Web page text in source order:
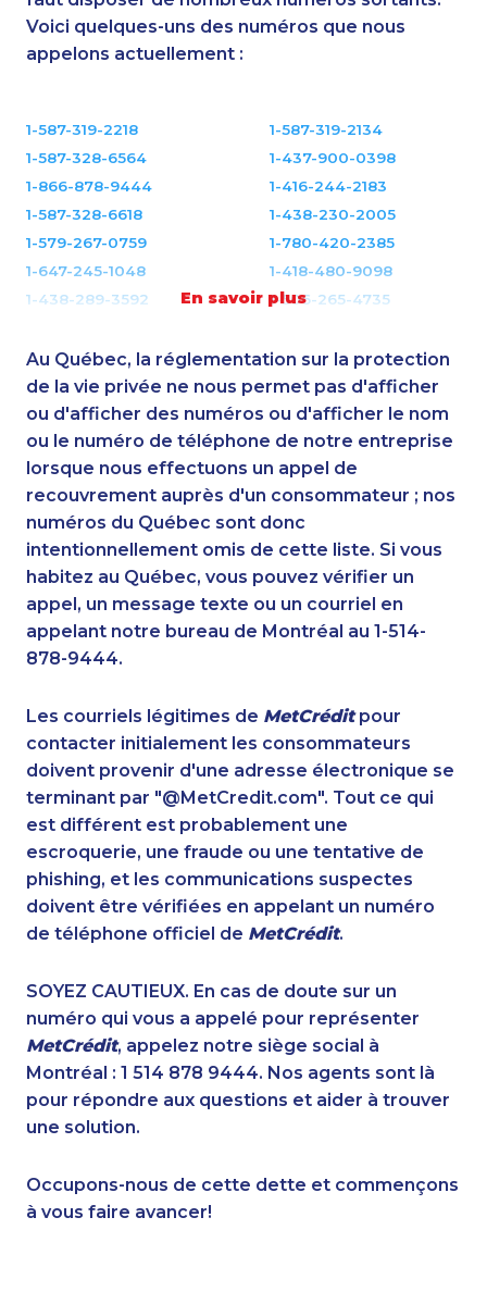
Voici quelques-uns des numéros que nous
appelons actuellement :
En savoir plus
1-587-319-2218
1-587-319-2134
1-587-328-6564
1-437-900-0398
1-866-878-9444
1-416-244-2183
1-587-328-6618
1-438-230-2005
1-579-267-0759
1-780-420-2385
1-647-245-1048
1-418-480-9098
1-438-289-3592
1-506-265-4735
1-587-328-6543
1-587-543-0709
1-587-543-0629
1-438-289-3593
1-437-900-0337
1-866-500-6005
1-647-715-9378
1-438-289-3509
1-438-230-2034
1-778-588-9275
1-250-276-4123
1-416-223-4743
1-778-589-7228
1-587-319-2121
1-587-316-3398
1-855-969-8962
1-844-788-4922
1-888-797-7727
1-780-936-8226
1-780-936-8215
1-780-936-8238
1-587-409-6477
1-780-969-8969
1-780-421-5107
1-780-900-8865
1-587-316-3429
1-888-969-8961
1-780-429-5063
1-866-490-2248
1-437-900-0386
1-514-312-2186
1-587-316-3391
1-780-420-2393
1-780-423-9159
1-647-490-9021
1-587-316-3637
1-514-448-1504
1-647-715-9374
1-418-591-1794
1-587-319-2093
1-587-328-6550
1-855-684-8978
1-902-201-9375
1-289-846-5341
1-778-662-5026
1-587-316-3416
1-905-916-8204
Au Québec, la réglementation sur la protection
de la vie privée ne nous permet pas d'afficher
ou d'afficher des numéros ou d'afficher le nom
ou le numéro de téléphone de notre entreprise
lorsque nous effectuons un appel de
recouvrement auprès d'un consommateur ; nos
numéros du Québec sont donc
intentionnellement omis de cette liste. Si vous
habitez au Québec, vous pouvez vérifier un
appel, un message texte ou un courriel en
appelant notre bureau de Montréal au 1-514-
878-9444.
Les courriels légitimes de MetCréditpour
contacter initialement les consommateurs
doivent provenir d'une adresse électronique se
terminant par "@MetCredit.com". Tout ce qui
est différent est probablement une
escroquerie, une fraude ou une tentative de
phishing, et les communications suspectes
doivent être vérifiées en appelant un numéro
de téléphone officiel de MetCrédit.
SOYEZ CAUTIEUX. En cas de doute sur un
numéro qui vous a appelé pour représenter
MetCrédit, appelez notre siège social à
Montréal : 1 514 878 9444. Nos agents sont là
pour répondre aux questions et aider à trouver
une solution.
Occupons-nous de cette dette et commençons
à vous faire avancer!